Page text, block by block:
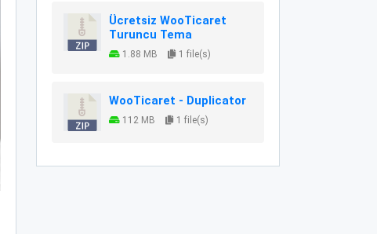
Ücretsiz WooTicaret
Turuncu Tema
1.88 MB 1 file(s)
WooTicaret - Duplicator
112 MB 1 file(s)